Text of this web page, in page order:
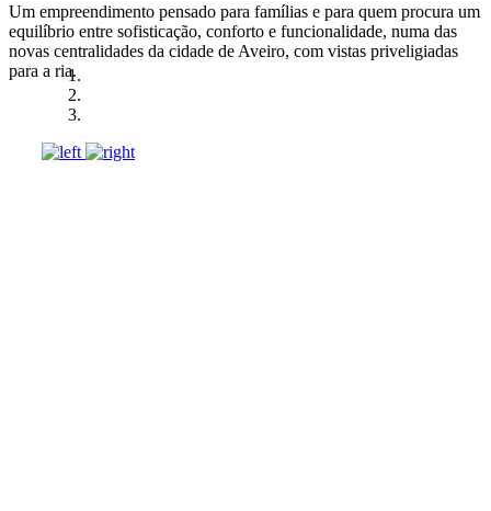
Um empreendimento pensado para famílias e para quem procura um
equilíbrio entre sofisticação, conforto e funcionalidade, numa das
novas centralidades da cidade de Aveiro, com vistas priveligiadas
para a ria.